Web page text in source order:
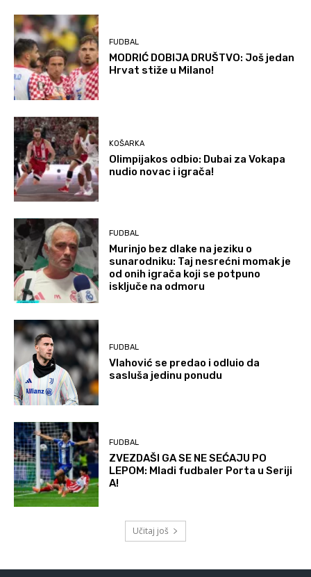
FUDBAL
MODRIĆ DOBIJA DRUŠTVO: Još jedan
Hrvat stiže u Milano!
KOŠARKA
Olimpijakos odbio: Dubai za Vokapa
nudio novac i igrača!
FUDBAL
Murinjo bez dlake na jeziku o
sunarodniku: Taj nesrećni momak je
od onih igrača koji se potpuno
isključe na odmoru
FUDBAL
Vlahović se predao i odluio da
sasluša jedinu ponudu
FUDBAL
ZVEZDAŠI GA SE NE SEĆAJU PO
LEPOM: Mladi fudbaler Porta u Seriji
A!
Učitaj još